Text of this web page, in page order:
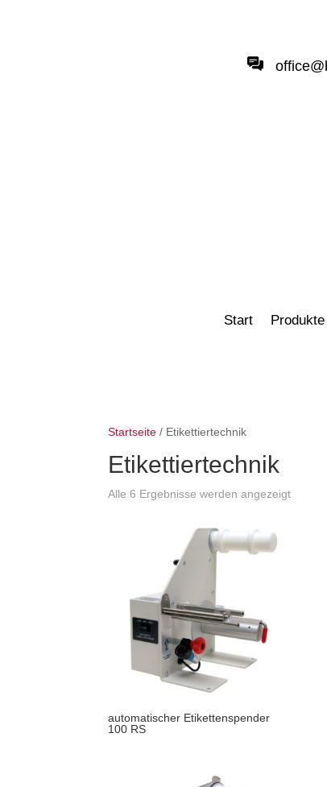
Start Produkte
Startseite / Etikettiertechnik
Etikettiertechnik
Alle 6 Ergebnisse werden angezeigt
automatischer Etikettenspender
100 RS